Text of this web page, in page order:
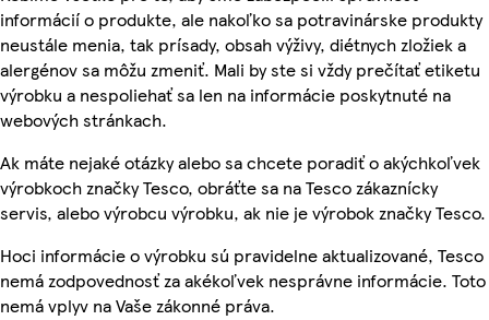
informácií o produkte, ale nakoľko sa potravinárske produkty
neustále menia, tak prísady, obsah výživy, diétnych zložiek a
alergénov sa môžu zmeniť. Mali by ste si vždy prečítať etiketu
výrobku a nespoliehať sa len na informácie poskytnuté na
webových stránkach.
Ak máte nejaké otázky alebo sa chcete poradiť o akýchkoľvek
výrobkoch značky Tesco, obráťte sa na Tesco zákaznícky
servis, alebo výrobcu výrobku, ak nie je výrobok značky Tesco.
Hoci informácie o výrobku sú pravidelne aktualizované, Tesco
nemá zodpovednosť za akékoľvek nesprávne informácie. Toto
nemá vplyv na Vaše zákonné práva.